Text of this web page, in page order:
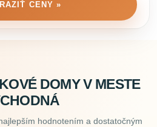
CENY »
DOMY V MESTE
hodnotením a dostatočným